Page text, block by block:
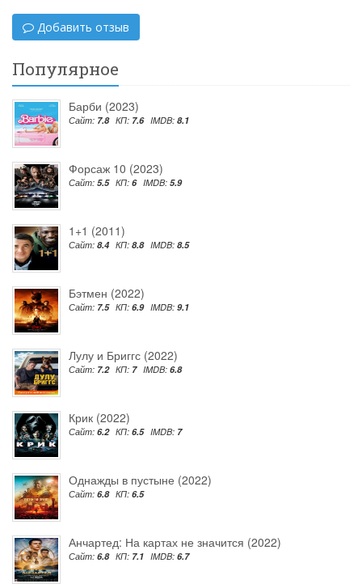
Добавить отзыв
Популярное
Барби (2023)
Сайт: 7.8 КП: 7.6 IMDB: 8.1
Форсаж 10 (2023)
Сайт: 5.5 КП: 6 IMDB: 5.9
1+1 (2011)
Сайт: 8.4 КП: 8.8 IMDB: 8.5
Бэтмен (2022)
Сайт: 7.5 КП: 6.9 IMDB: 9.1
Лулу и Бриггс (2022)
Сайт: 7.2 КП: 7 IMDB: 6.8
Крик (2022)
Сайт: 6.2 КП: 6.5 IMDB: 7
Однажды в пустыне (2022)
Сайт: 6.8 КП: 6.5
Анчартед: На картах не значится (2022)
Сайт: 6.8 КП: 7.1 IMDB: 6.7